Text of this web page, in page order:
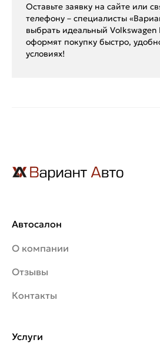
Оставьте заявку на сайте или
телефону – специалисты
выбрать идеальный Volkswagen
оформят покупку быстро,
условиях!
Автосалон
О компании
Отзывы
Контакты
Услуги